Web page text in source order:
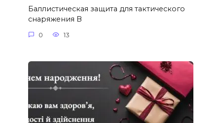
Баллистическая защита для тактического
снаряжения В
0 13